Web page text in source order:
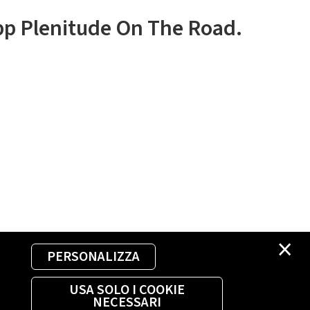
×
PERSONALIZZA
USA SOLO I COOKIE
NECESSARI
Plenitude On The Road.